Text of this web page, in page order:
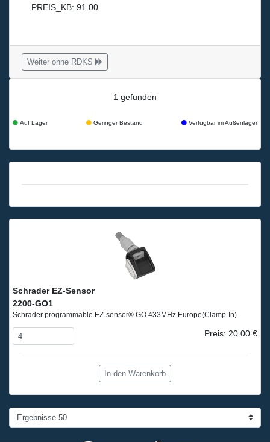
PREIS_KB: 91.00
Weiter ohne RDKS
1 gefunden
Auf Lager Geringer Bestand Verfügbar im Außenlager
Schrader EZ-Sensor
2200-GO1
Schrader programmable EZ-sensor® GO 433MHz Europe(Clamp-In)
Preis: 20.00 €
In den Warenkorb